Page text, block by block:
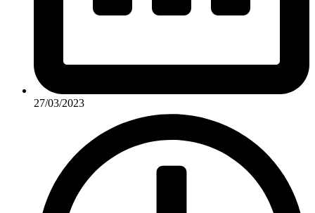
27/03/2023